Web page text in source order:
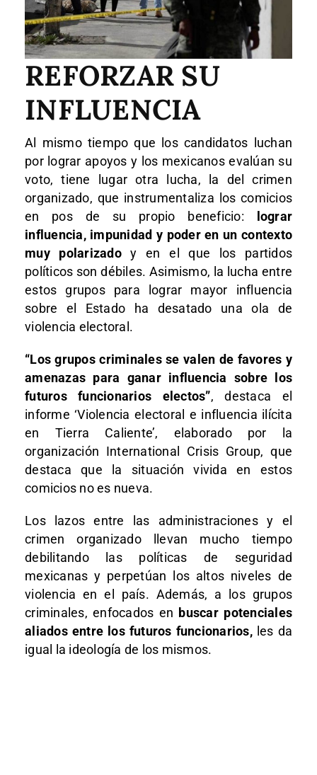
REFORZAR SU
INFLUENCIA
Al mismo tiempo que los candidatos luchan
por lograr apoyos y los mexicanos evalúan su
voto, tiene lugar otra lucha, la del crimen
organizado, que instrumentaliza los comicios
en pos de su propio beneficio:
lograr
influencia, impunidad y poder en un contexto
muy polarizadoy en el que los partidos
políticos son débiles. Asimismo, la lucha entre
estos grupos para lograr mayor influencia
sobre el Estado ha desatado una ola de
violencia electoral.
“Los grupos criminales se valen de favores y
amenazas para ganar influencia sobre los
futuros funcionarios electos”, destaca el
informe ‘Violencia electoral e influencia ilícita
en Tierra Caliente’, elaborado por la
organización International Crisis Group, que
destaca que la situación vivida en estos
comicios no es nueva.
Los lazos entre las administraciones y el
crimen organizado llevan mucho tiempo
debilitando las políticas de seguridad
mexicanas y perpetúan los altos niveles de
violencia en el país. Además, a los grupos
criminales, enfocados en buscar potenciales
aliados entre los futuros funcionarios,les da
igual la ideología de los mismos.